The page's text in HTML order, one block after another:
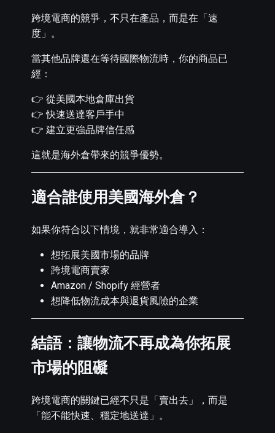
跨境電商的競爭，不只在產品，而是在「速
度」。
當其他品牌還在等待國際物流時，你的商品已
經：
👉 從美國本地倉庫出貨
👉 快速送達客戶手中
👉 建立更強品牌信任感
這就是海外倉帶來的競爭優勢。
適合誰使用美國海外倉？
如果你符合以下情境，就非常適合導入：
想拓展美國市場的品牌
跨境電商賣家
Amazon / Shopify 經營者
想降低物流成本與退貨風險的企業
結語：讓物流不再成為你拓展
市場的阻礙
跨境電商的關鍵已經不只是「賣出去」，而是
「能不能快速、穩定地送達」。